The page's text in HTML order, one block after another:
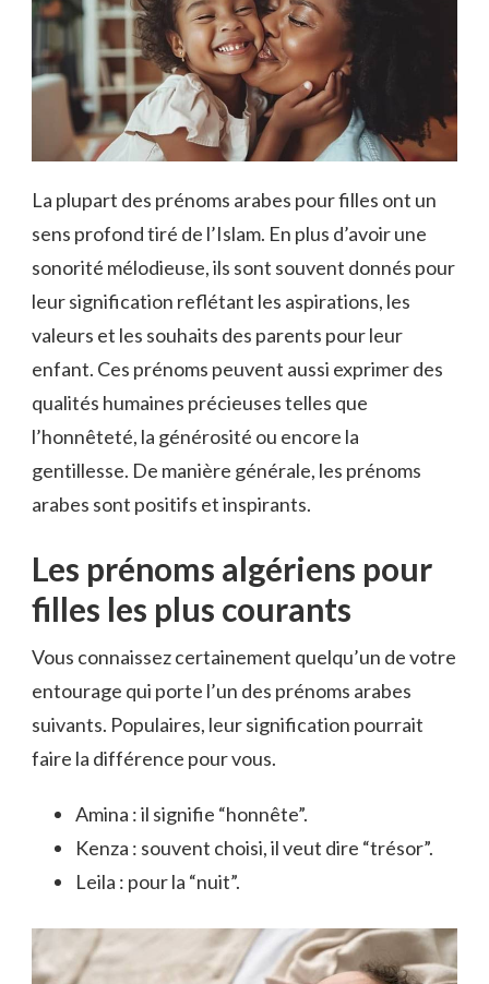
La plupart des prénoms arabes pour filles ont un
sens profond tiré de l’Islam. En plus d’avoir une
sonorité mélodieuse, ils sont souvent donnés pour
leur signification reflétant les aspirations, les
valeurs et les souhaits des parents pour leur
enfant. Ces prénoms peuvent aussi exprimer des
qualités humaines précieuses telles que
l’honnêteté, la générosité ou encore la
gentillesse. De manière générale, les prénoms
arabes sont positifs et inspirants.
Les prénoms algériens pour
filles les plus courants
Vous connaissez certainement quelqu’un de votre
entourage qui porte l’un des prénoms arabes
suivants. Populaires, leur signification pourrait
faire la différence pour vous.
Amina : il signifie “honnête”.
Kenza : souvent choisi, il veut dire “trésor”.
Leila : pour la “nuit”.